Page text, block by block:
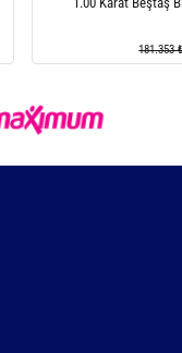
181.353